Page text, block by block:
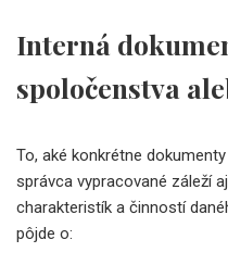
Interná
spoločenstva
To, aké konkrétne
správca vypracované záleží
charakteristík a činností
pôjde o: